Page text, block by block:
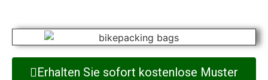
Erhalten Sie sofort kostenlose Muster